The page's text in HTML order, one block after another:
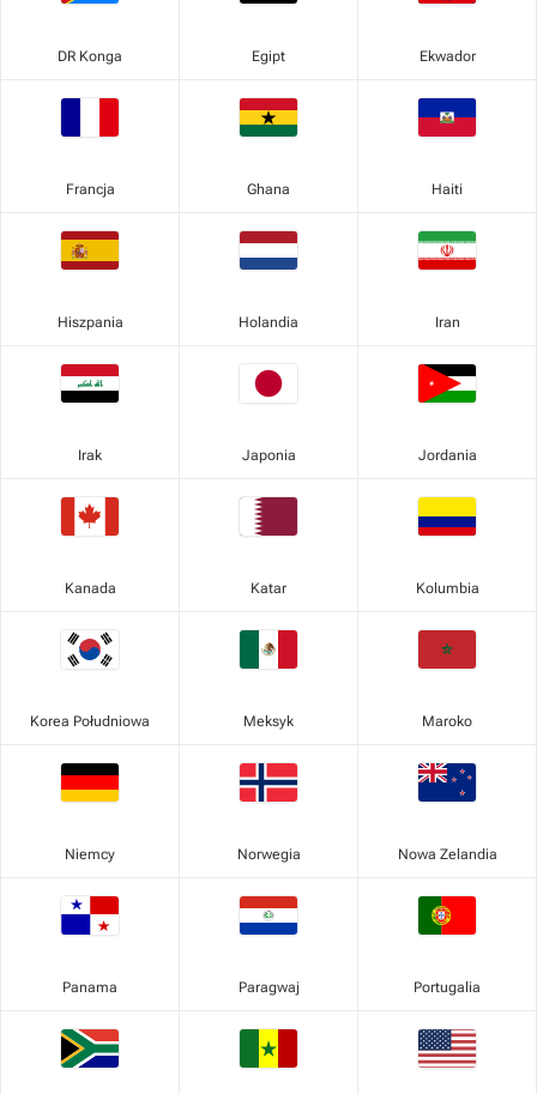
DR Konga Egipt Ekwador
Francja Ghana Haiti
Hiszpania Holandia Iran
Irak Japonia Jordania
Kanada Katar Kolumbia
Korea Południowa Meksyk Maroko
Niemcy Norwegia Nowa Zelandia
Panama Paragwaj Portugalia